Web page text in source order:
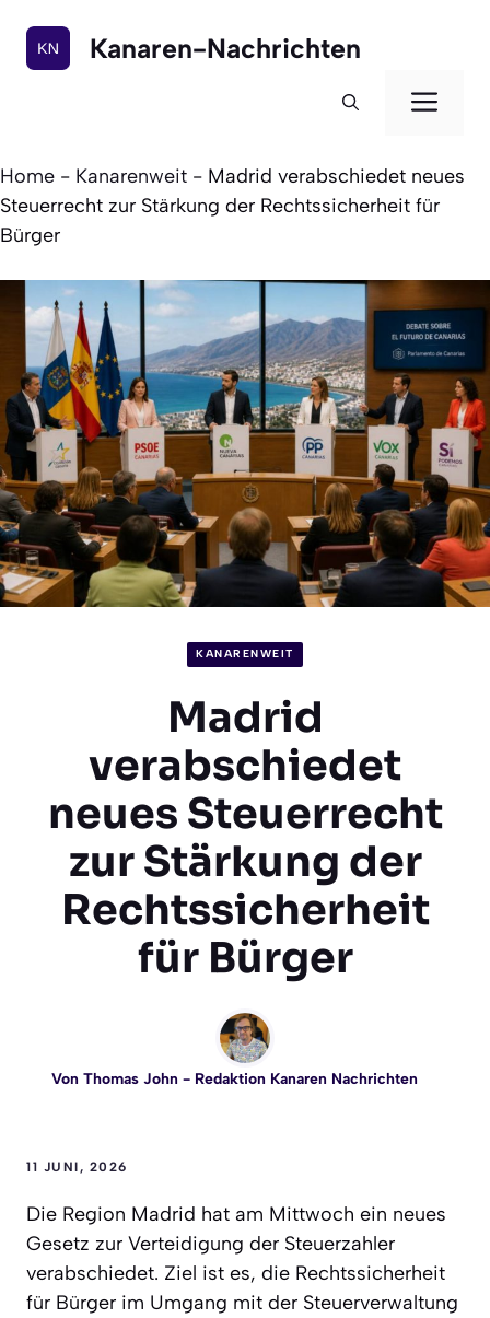
Inhalt
springen
Kanaren-Nachrichten
Home - Kanarenweit - Madrid verabschiedet neues
Steuerrecht zur Stärkung der Rechtssicherheit für
Bürger
KANARENWEIT
Madrid
verabschiedet
neues Steuerrecht
zur Stärkung der
Rechtssicherheit
für Bürger
Von Thomas John- Redaktion Kanaren Nachrichten
11 JUNI, 2026
Die Region Madrid hat am Mittwoch ein neues
Gesetz zur Verteidigung der Steuerzahler
verabschiedet. Ziel ist es, die Rechtssicherheit
für Bürger im Umgang mit der Steuerverwaltung